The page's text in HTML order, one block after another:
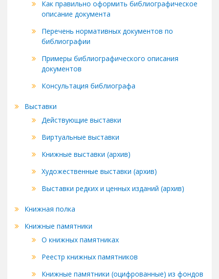
Как правильно оформить библиографическое
описание документа
Перечень нормативных документов по
библиографии
Примеры библиографического описания
документов
Консультация библиографа
Выставки
Действующие выставки
Виртуальные выставки
Книжные выставки (архив)
Художественные выставки (архив)
Выставки редких и ценных изданий (архив)
Книжная полка
Книжные памятники
О книжных памятниках
Реестр книжных памятников
Книжные памятники (оцифрованные) из фондов